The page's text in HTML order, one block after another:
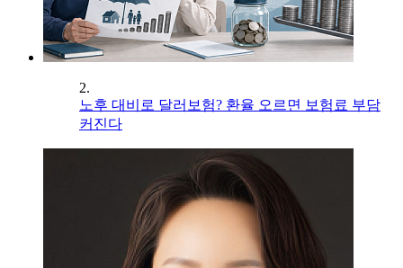
2.
노후 대비로 달러보험? 환율 오르면 보험료 부담
커진다